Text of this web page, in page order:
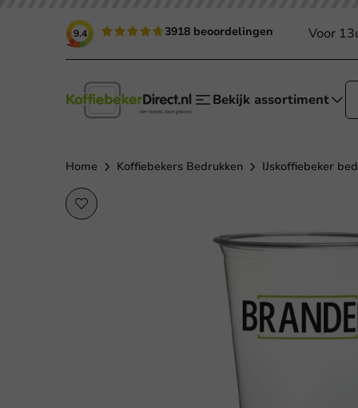
9.4 3918 beoordelingen Voor
Bekijk assortiment
Home Koffiebekers Bedrukken IJskoffiebeker